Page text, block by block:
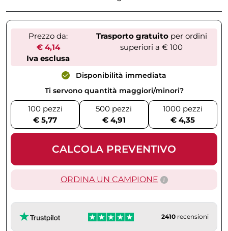
Prezzo da:
€ 4,14
Iva esclusa
Trasporto gratuitoper ordini
superiori a € 100
Disponibilità immediata
Ti servono quantità maggiori/minori?
100 pezzi
€ 5,77
500 pezzi
€ 4,91
1000 pezzi
€ 4,35
CALCOLA PREVENTIVO
ORDINA UN CAMPIONE
2410 recensioni